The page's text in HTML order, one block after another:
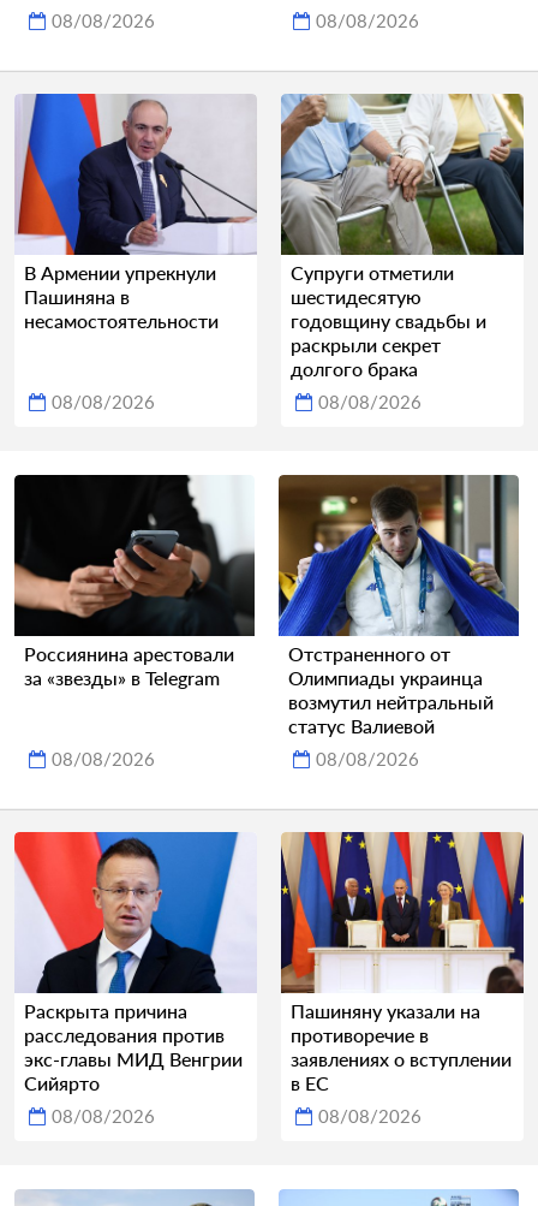
08/08/2026 08/08/2026
В Армении упрекнули
Пашиняна в
несамостоятельности
08/08/2026
Супруги отметили
шестидесятую
годовщину свадьбы и
раскрыли секрет
долгого брака
08/08/2026
Россиянина арестовали
за «звезды» в Telegram
08/08/2026
Отстраненного от
Олимпиады украинца
возмутил нейтральный
статус Валиевой
08/08/2026
Раскрыта причина
расследования против
экс-главы МИД Венгрии
Сийярто
08/08/2026
Пашиняну указали на
противоречие в
заявлениях о вступлении
в ЕС
08/08/2026